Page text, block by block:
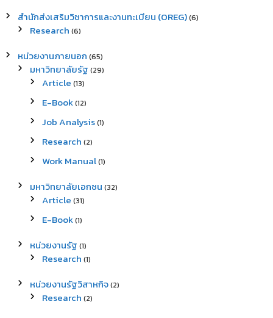
สำนักส่งเสริมวิชาการและงานทะเบียน (OREG)(6)
Research (6)
หน่วยงานภายนอก (65)
มหาวิทยาลัยรัฐ (29)
Article (13)
E-Book(12)
Job Analysis(1)
Research (2)
Work Manual(1)
มหาวิทยาลัยเอกชน (32)
Article (31)
E-Book(1)
หน่วยงานรัฐ (1)
Research (1)
หน่วยงานรัฐวิสาหกิจ(2)
Research (2)